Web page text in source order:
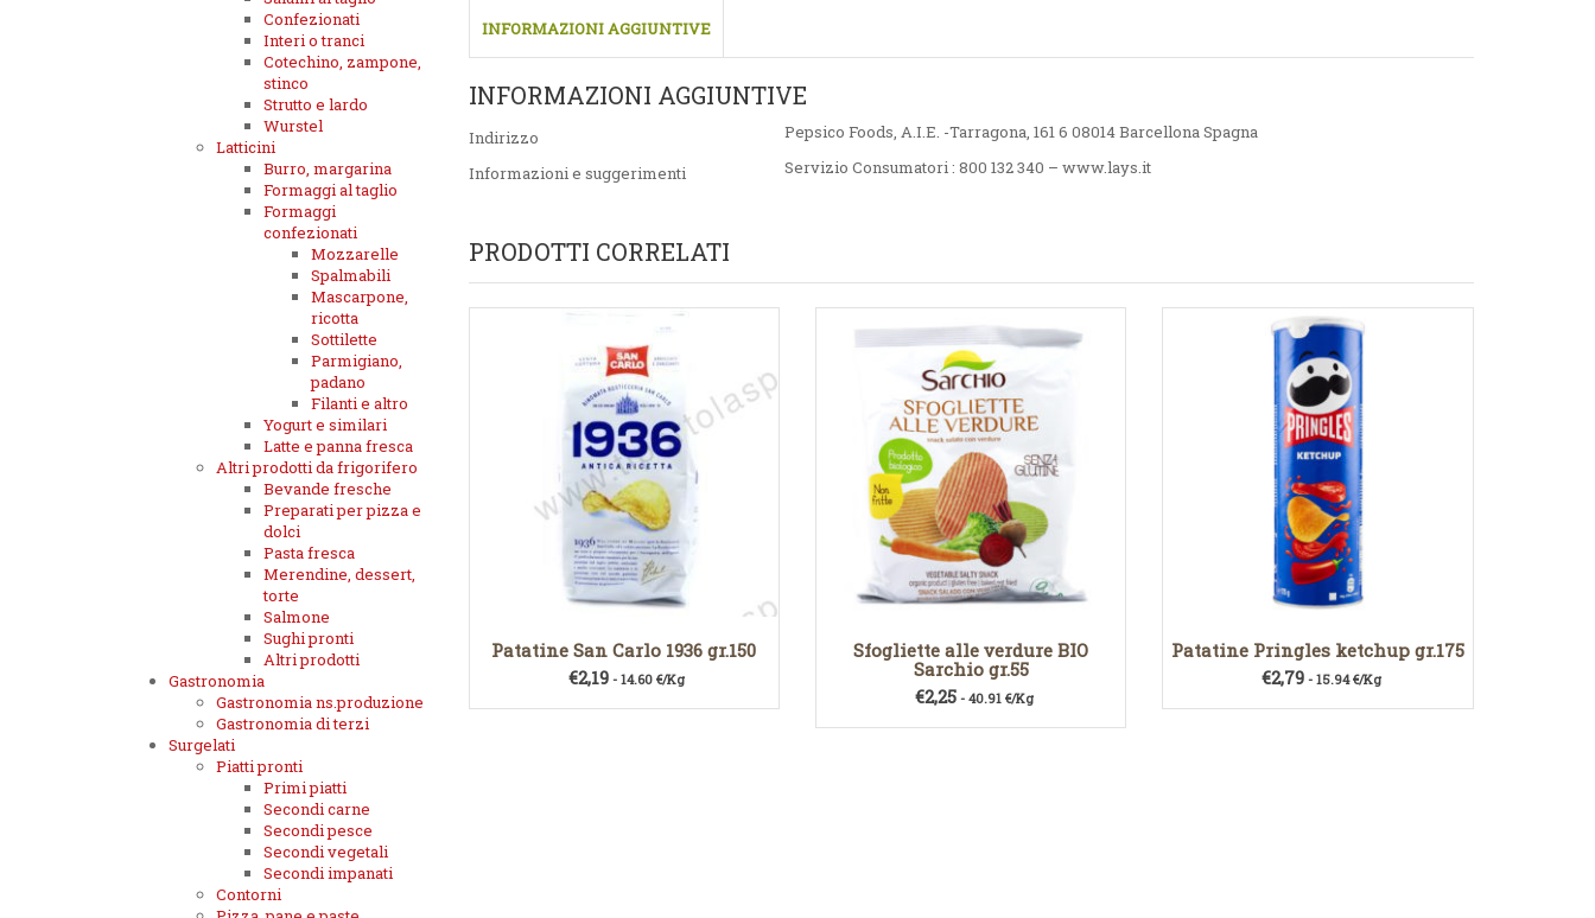
INFORMAZIONI AGGIUNTIVE
INFORMAZIONI AGGIUNTIVE
Indirizzo
Pepsico Foods, A.I.E. -Tarragona, 161 6 08014 Barcellona Spagna
Informazioni e suggerimenti
Servizio Consumatori : 800 132 340 – www.lays.it
PRODOTTI CORRELATI
Patatine San Carlo 1936 gr.150
€2,19 - 14.60 €/Kg
Sfogliette alle verdure BIO
Sarchio gr.55
€2,25- 40.91 €/Kg
Patatine Pringles ketchup gr.175
€2,79- 15.94 €/Kg
Confezionati
Interi o tranci
Cotechino, zampone,
stinco
Strutto e lardo
Wurstel
Latticini
Burro, margarina
Formaggi al taglio
Formaggi
confezionati
Mozzarelle
Spalmabili
Mascarpone,
ricotta
Sottilette
Parmigiano,
padano
Filanti e altro
Yogurt e similari
Latte e panna fresca
Altri prodotti da frigorifero
Bevande fresche
Preparati per pizza e
dolci
Pasta fresca
Merendine, dessert,
torte
Salmone
Sughi pronti
Altri prodotti
Gastronomia
Gastronomia ns.produzione
Gastronomia di terzi
Surgelati
Piatti pronti
Primi piatti
Secondi carne
Secondi pesce
Secondi vegetali
Secondi impanati
Contorni